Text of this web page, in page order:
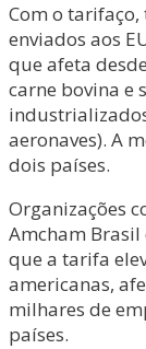
Com o
enviados aos
que afeta
carne bovina e
aeronaves). A
dois países.
Organizações
Amcham
que a tarifa
americanas,
milhares de
países.